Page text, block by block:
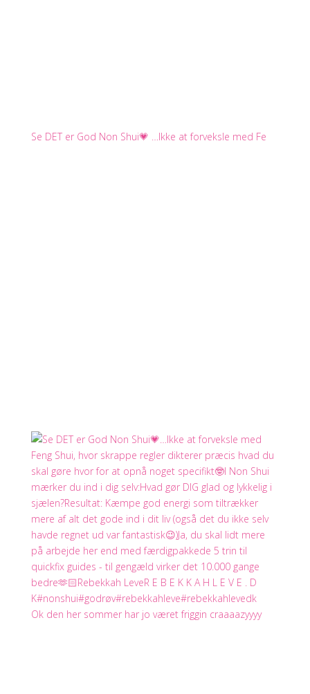
Se DET er God Non Shui💗 …Ikke at forveksle med Fe
Ok den her sommer har jo været friggin craaaazyyyy